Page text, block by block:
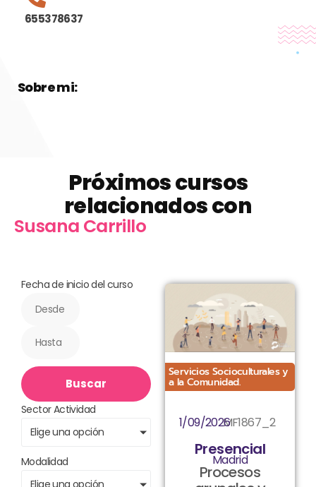
655378637
Sobre mi:
Próximos cursos
relacionados con
Susana Carrillo
Fecha de inicio del curso
Buscar
Sector Actividad
Elige una opción
Modalidad
Servicios Socioculturales y
a la Comunidad.
MF1867_2
1/09/2026
Presencial
Madrid
Procesos